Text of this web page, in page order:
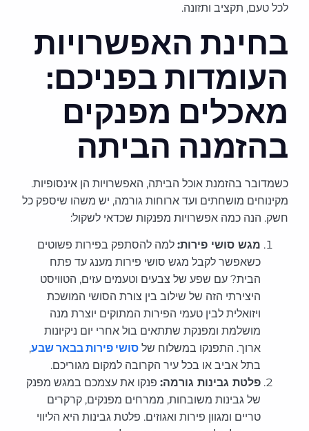
לכל טעם, תקציב ותזונה.
בחינת האפשרויות
העומדות בפניכם:
מאכלים מפנקים
בהזמנה הביתה
כשמדובר בהזמנת אוכל הביתה, האפשרויות הן אינסופיות.
מקינוחים מושחתים ועד ארוחות גורמה, יש משהו שיספק כל
חשק. הנה כמה אפשרויות מפנקות שכדאי לשקול:
מגש סושי פירות:למה להסתפק בפירות פשוטים
כשאפשר לקבל מגש סושי פירות מענג עד פתח
הבית? עם שפע של צבעים וטעמים עזים, הטוויסט
היצירתי הזה של שילוב בין צורת הסושי המושכת
ויזואלית לבין טעמי הפירות המתוקים יוצרת מנה
מושלמת ומפנקת שתתאים בול אחרי יום ניקיונות
ארוך. התפנקו במשלוח של סושי פירות בבאר שבע,
בתל אביב או בכל עיר הקרובה למקום מגוריכם.
פלטת גבינות גורמה:פנקו את עצמכם במגש מפנק
של גבינות משובחות, ממרחים מפנקים, קרקרים
טריים ומגוון פירות ואגוזים. פלטת גבינות היא הליווי